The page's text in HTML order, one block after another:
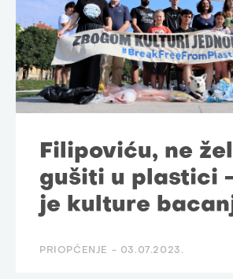
Filipoviću, ne
gušiti u plastici
je kulture
PRIOPĆENJE - 03.07.2023.